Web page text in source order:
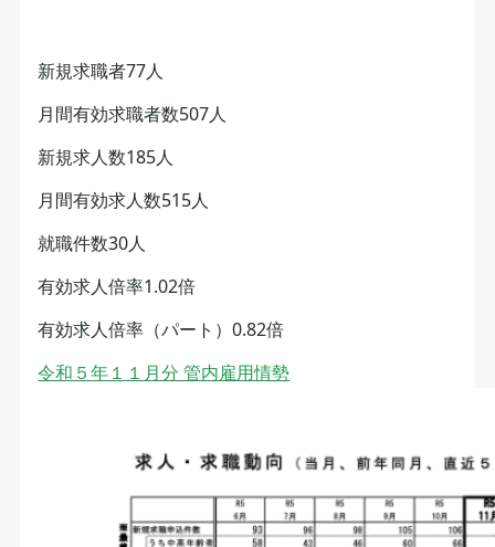
新規求職者77人
月間有効求職者数507人
新規求人数185人
月間有効求人数515人
就職件数30人
有効求人倍率1.02倍
有効求人倍率（パート）0.82倍
令和５年１１月分 管内雇用情勢